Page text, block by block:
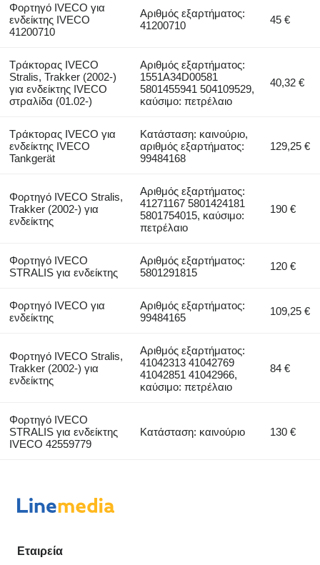
Φορτηγό IVECO για
ενδείκτης IVECO
41200710
Αριθμός εξαρτήματος:
41200710
45 €
Τράκτορας IVECO
Stralis, Trakker (2002-)
για ενδείκτης IVECO
στραλίδα (01.02-)
Αριθμός εξαρτήματος:
1551A34D00581
5801455941 504109529,
καύσιμο: πετρέλαιο
40,32 €
Τράκτορας IVECO για
ενδείκτης IVECO
Tankgerät
Κατάσταση: καινούριο,
αριθμός εξαρτήματος:
99484168
129,25 €
Φορτηγό IVECO Stralis,
Trakker (2002-) για
ενδείκτης
Αριθμός εξαρτήματος:
41271167 5801424181
5801754015, καύσιμο:
πετρέλαιο
190 €
Φορτηγό IVECO
STRALIS για ενδείκτης
Αριθμός εξαρτήματος:
5801291815
120 €
Φορτηγό IVECO για
ενδείκτης
Αριθμός εξαρτήματος:
99484165
109,25 €
Φορτηγό IVECO Stralis,
Trakker (2002-) για
ενδείκτης
Αριθμός εξαρτήματος:
41042313 41042769
41042851 41042966,
καύσιμο: πετρέλαιο
84 €
Φορτηγό IVECO
STRALIS για ενδείκτης
IVECO 42559779
Κατάσταση: καινούριο 130 €
Εταιρεία